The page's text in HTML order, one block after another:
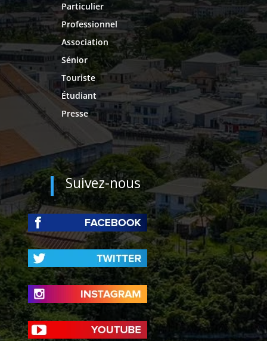
Particulier
Professionnel
Association
Sénior
Touriste
Étudiant
Presse
Suivez-nous